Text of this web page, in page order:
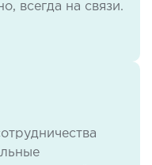
всегда на связи.